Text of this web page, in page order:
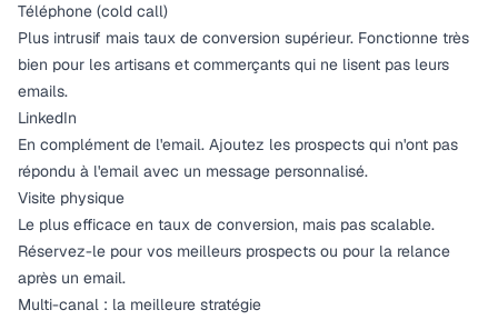
Téléphone (cold call)
Plus intrusif mais taux de conversion supérieur. Fonctionne très
bien pour les artisans et commerçants qui ne lisent pas leurs
emails.
LinkedIn
En complément de l'email. Ajoutez les prospects qui n'ont pas
répondu à l'email avec un message personnalisé.
Visite physique
Le plus efficace en taux de conversion, mais pas scalable.
Réservez-le pour vos meilleurs prospects ou pour la relance
après un email.
Multi-canal : la meilleure stratégie